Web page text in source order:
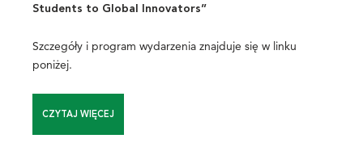
Students to Global Innovators”
Szczegóły i program wydarzenia znajduje się w linku
poniżej.
CZYTAJ WIĘCEJ